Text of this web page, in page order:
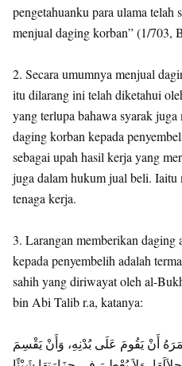
pengetahuanku para ulama telah
menjual daging korban” (1/703,
2. Secara umumnya menjual
itu dilarang ini telah diketahui
yang terlupa bahawa syarak
daging korban kepada
sebagai upah hasil kerja yang
juga dalam hukum jual beli.
tenaga kerja.
3. Larangan memberikan daging
kepada penyembelih adalah
sahih yang diriwayat oleh al-
bin Abi Talib r.a, katanya:
أَنْ يَقُومَ عَلَى بُدْنِهِ، وَأَنْ يَقْسِمَ